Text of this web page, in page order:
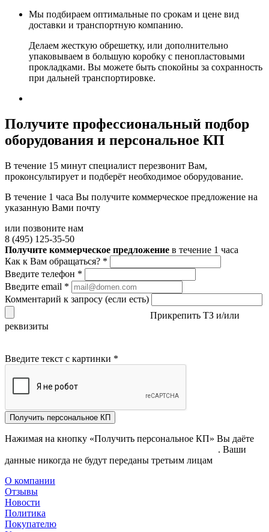
Мы подбираем оптимальные по срокам и цене вид
доставки и транспортную компанию.
Делаем жесткую обрешетку, или дополнительно
упаковываем в большую коробку с пенопластовыми
прокладками. Вы можете быть спокойны за сохранность
при дальней транспортировке.
Получите профессиональный подбор
оборудования и персональное КП
В течение 15 минут специалист перезвонит Вам,
проконсультирует и подберёт необходимое оборудование.
В течение 1 часа Вы получите коммерческое предложение на
указанную Вами почту
или позвоните нам
8 (495) 125-35-50
Получите коммерческое предложение в течение 1 часа
Как к Вам обращаться? *
Введите телефон *
Введите email *
Комментарий к запросу (если есть)
Прикрепить ТЗ и/или
реквизиты
Введите текст с картинки *
Получить персональное КП
Нажимая на кнопку «Получить персональное КП» Вы даёте
. Ваши
данные никогда не будут переданы третьим лицам
О компании
Отзывы
Новости
Политика
Покупателю